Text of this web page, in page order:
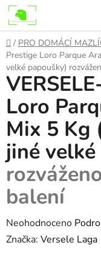
Přejít
na
obsah
Domů
/ PRO DOMÁCÍ
Prestige Loro Parque
velké papoušky)
Loro
Mix 5 Kg
jiné
balení
Průměrné
hodnocení
Neohodnoceno
Značka: Versele Laga